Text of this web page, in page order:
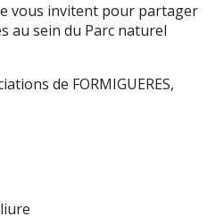
vous invitent pour partager
au sein du Parc naturel
de FORMIGUERES,